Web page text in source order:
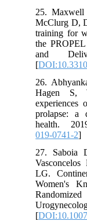
25.
the
[
26.
019-
27.
LG.
[